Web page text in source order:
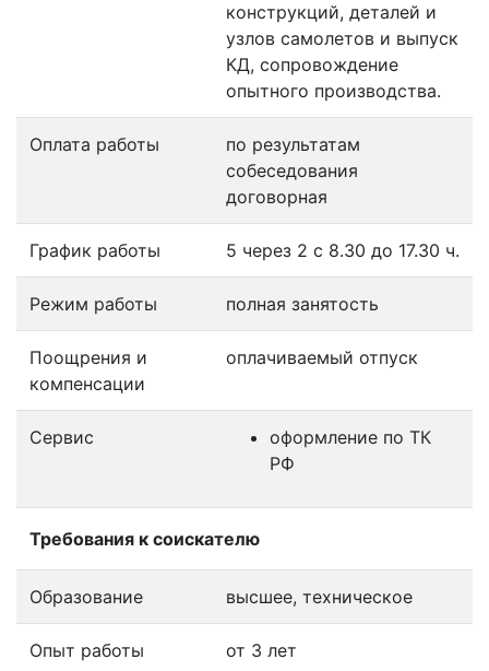
конструкций, деталей и
узлов самолетов и выпуск
КД, сопровождение
опытного производства.
Оплата работы
по результатам
собеседования
договорная
График работы 5 через 2 с 8.30 до 17.30 ч.
Режим работы полная занятость
Поощрения и
компенсации
оплачиваемый отпуск
Сервис
оформление по ТК
РФ
Требования к соискателю
Образование высшее, техническое
Опыт работы от 3 лет